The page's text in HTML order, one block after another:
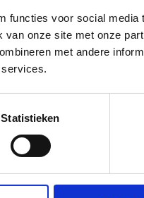
functies voor social media
onze site met onze
met andere
Statistieken